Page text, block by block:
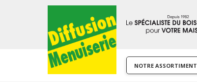
NOTRE ASSORTIMENT